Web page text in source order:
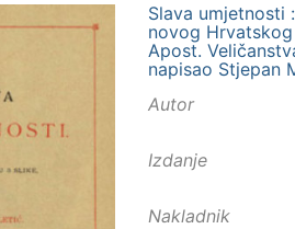
Slava umjetnosti
novog
Apost.
napisao Stjepan
Autor
Izdanje
Nakladnik